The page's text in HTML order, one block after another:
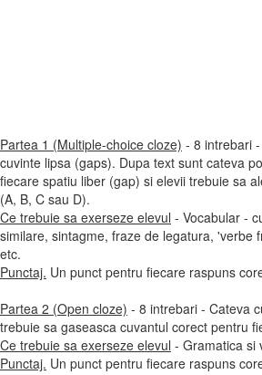
Partea 1 (Multiple-choice cloze) - 8 intrebari
cuvinte lipsa (gaps). Dupa text sunt cateva
fiecare spatiu liber (gap) si elevii trebuie sa
(A, B, C sau D).
Ce trebuie sa exerseze elevul - Vocabular -
similare, sintagme, fraze de legatura, 'verbe
etc.
Punctaj. Un punct pentru fiecare raspuns
Partea 2 (Open cloze) - 8 intrebari - Cateva
trebuie sa gaseasca cuvantul corect pentru
Ce trebuie sa exerseze elevul - Gramatica si
Punctaj. Un punct pentru fiecare raspuns